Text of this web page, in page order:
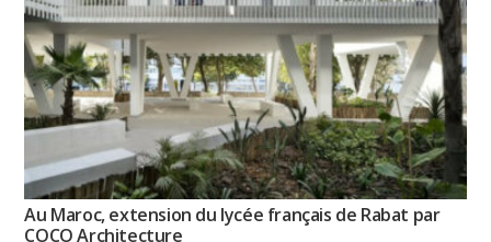
Au Maroc, extension du lycée français de Rabat par
COCO Architecture